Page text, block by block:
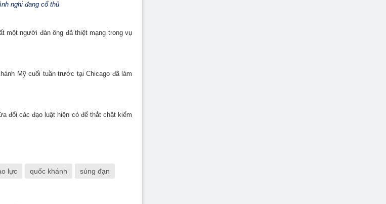
nghi đang cố thủ
một người đàn ông đã thiệt mạng trong vụ
Mỹ cuối tuần trước tại Chicago đã làm
đổi các đạo luật hiện có để thắt chặt kiểm
lực quốc khánh súng đạn